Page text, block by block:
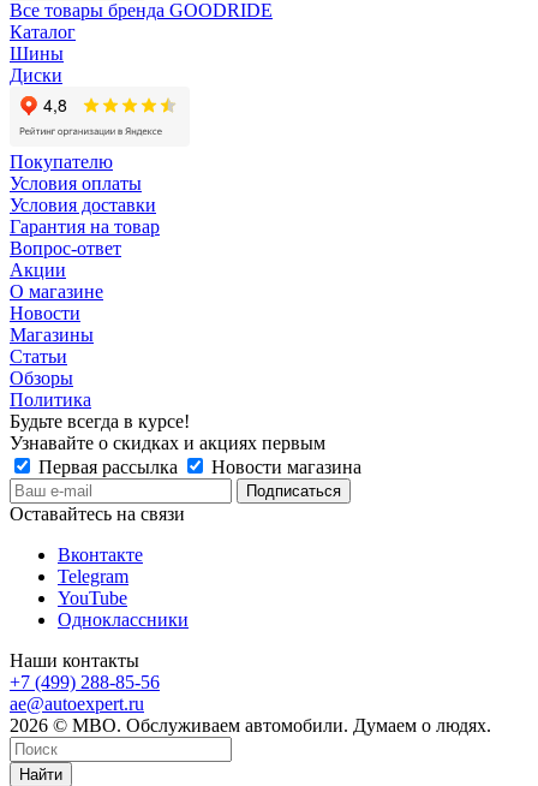
Все товары бренда GOODRIDE
Каталог
Шины
Диски
Покупателю
Условия оплаты
Условия доставки
Гарантия на товар
Вопрос-ответ
Акции
О магазине
Новости
Магазины
Статьи
Обзоры
Политика
Будьте всегда в курсе!
Узнавайте о скидках и акциях первым
Первая рассылка
Новости магазина
Оставайтесь на связи
Вконтакте
Telegram
YouTube
Одноклассники
Наши контакты
+7 (499) 288-85-56
ae@autoexpert.ru
2026 © МВО. Обслуживаем автомобили. Думаем о людях.
Найти